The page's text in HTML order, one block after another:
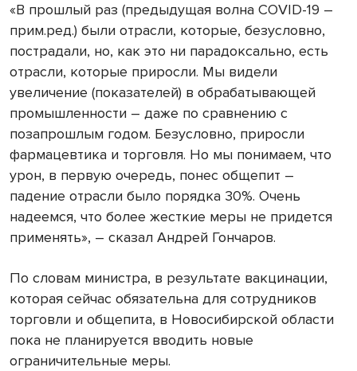
«В прошлый раз (предыдущая волна COVID-19 –
прим.ред.) были отрасли, которые, безусловно,
пострадали, но, как это ни парадоксально, есть
отрасли, которые приросли. Мы видели
увеличение (показателей) в обрабатывающей
промышленности – даже по сравнению с
позапрошлым годом. Безусловно, приросли
фармацевтика и торговля. Но мы понимаем, что
урон, в первую очередь, понес общепит –
падение отрасли было порядка 30%. Очень
надеемся, что более жесткие меры не придется
применять», – сказал Андрей Гончаров.
По словам министра, в результате вакцинации,
которая сейчас обязательна для сотрудников
торговли и общепита, в Новосибирской области
пока не планируется вводить новые
ограничительные меры.